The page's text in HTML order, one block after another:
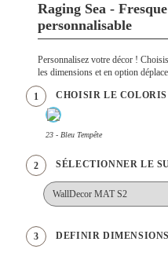
Raging Sea -
personnalisable
Personnalisez votre décor !
les dimensions et en option
1 CHOISIR LE COLORIS
23 - Bleu Tempête
2 SÉLECTIONNER LE
3 DEFINIR